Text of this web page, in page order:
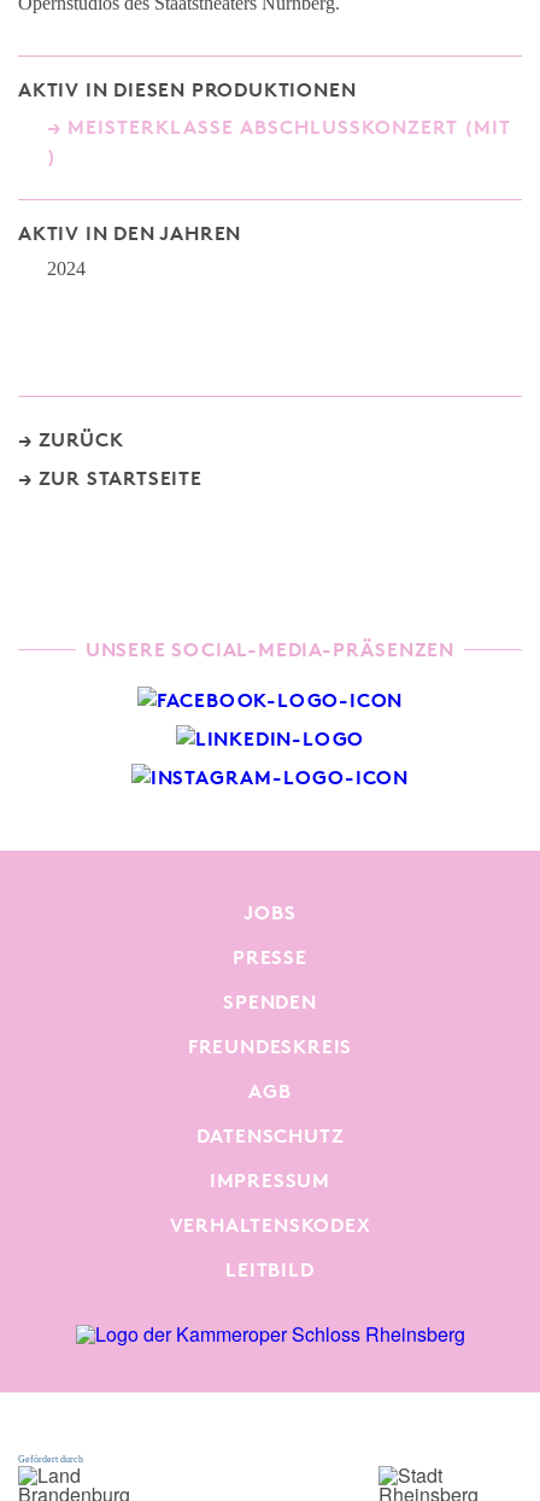
AKTIV IN DIESEN PRODUKTIONEN
MEISTERKLASSE ABSCHLUSSKONZERT (MIT
)
AKTIV IN DEN JAHREN
2024
ZURÜCK
ZUR STARTSEITE
UNSERE SOCIAL-MEDIA-PRÄSENZEN
JOBS
PRESSE
SPENDEN
FREUNDESKREIS
AGB
DATENSCHUTZ
IMPRESSUM
VERHALTENSKODEX
LEITBILD
Gefördert durch